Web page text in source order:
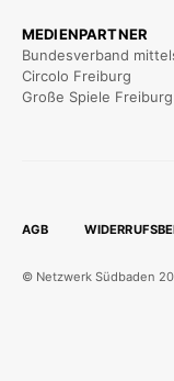
MEDIENPARTNER
Bundesverband
Circolo Freiburg
Große Spiele Freiburg
AGB
© Netzwerk Südbaden